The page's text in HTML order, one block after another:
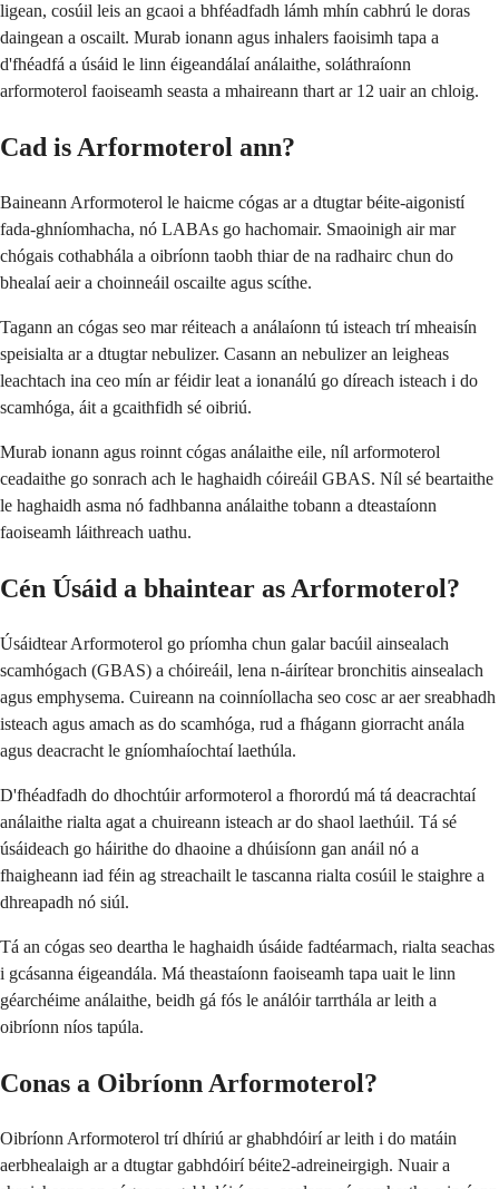
ligean, cosúil leis an gcaoi a bhféadfadh lámh mhín cabhrú le doras
daingean a oscailt. Murab ionann agus inhalers faoisimh tapa a
d'fhéadfá a úsáid le linn éigeandálaí análaithe, soláthraíonn
arformoterol faoiseamh seasta a mhaireann thart ar 12 uair an chloig.
Cad is Arformoterol ann?
Baineann Arformoterol le haicme cógas ar a dtugtar béite-aigonistí
fada-ghníomhacha, nó LABAs go hachomair. Smaoinigh air mar
chógais cothabhála a oibríonn taobh thiar de na radhairc chun do
bhealaí aeir a choinneáil oscailte agus scíthe.
Tagann an cógas seo mar réiteach a análaíonn tú isteach trí mheaisín
speisialta ar a dtugtar nebulizer. Casann an nebulizer an leigheas
leachtach ina ceo mín ar féidir leat a ionanálú go díreach isteach i do
scamhóga, áit a gcaithfidh sé oibriú.
Murab ionann agus roinnt cógas análaithe eile, níl arformoterol
ceadaithe go sonrach ach le haghaidh cóireáil GBAS. Níl sé beartaithe
le haghaidh asma nó fadhbanna análaithe tobann a dteastaíonn
faoiseamh láithreach uathu.
Cén Úsáid a bhaintear as Arformoterol?
Úsáidtear Arformoterol go príomha chun galar bacúil ainsealach
scamhógach (GBAS) a chóireáil, lena n-áirítear bronchitis ainsealach
agus emphysema. Cuireann na coinníollacha seo cosc ar aer sreabhadh
isteach agus amach as do scamhóga, rud a fhágann giorracht anála
agus deacracht le gníomhaíochtaí laethúla.
D'fhéadfadh do dhochtúir arformoterol a fhorordú má tá deacrachtaí
análaithe rialta agat a chuireann isteach ar do shaol laethúil. Tá sé
úsáideach go háirithe do dhaoine a dhúisíonn gan anáil nó a
fhaigheann iad féin ag streachailt le tascanna rialta cosúil le staighre a
dhreapadh nó siúl.
Tá an cógas seo deartha le haghaidh úsáide fadtéarmach, rialta seachas
i gcásanna éigeandála. Má theastaíonn faoiseamh tapa uait le linn
géarchéime análaithe, beidh gá fós le análóir tarrthála ar leith a
oibríonn níos tapúla.
Conas a Oibríonn Arformoterol?
Oibríonn Arformoterol trí dhíriú ar ghabhdóirí ar leith i do matáin
aerbhealaigh ar a dtugtar gabhdóirí béite2-adreineirgigh. Nuair a